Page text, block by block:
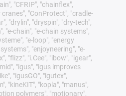
"CFRIP", "chainflex",
"ConProtect", "cradle-
"drylin", "dryspin", "dry-tech",
"e-chain", "e-chain systems",
"e-loop", "energy
"enjoyneering", "e-
"flizz", "i.Cee", "ibow", "igear",
"igus", "igus improves
"igusGO", "igutex",
"kineKIT", "kopla", "manus",
polymers", "motionary",